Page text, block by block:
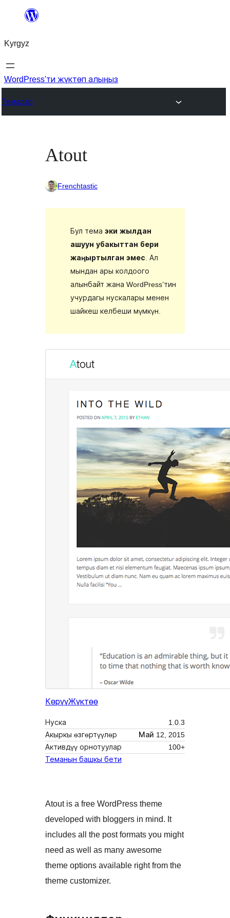
Мазмунга
Kyrgyz
WordPress'ти жүктөп алыңыз
Темалар
Atout
Frenchtastic
Бул тема эки жылдан
ашуун убакыттан бери
жаңыртылган эмес . Ал
мындан ары колдоого
алынбайт жана WordPress’тин
учурдагы нускалары менен
шайкеш келбеши мүмкүн.
КөрүүЖүктөө
Нуска
1.0.3
Акыркы өзгөртүүлөр
Май 12, 2015
Активдүү орнотуулар
100+
Теманын башкы бети
Atout is a free WordPress theme
developed with bloggers in mind. It
includes all the post formats you might
need as well as many awesome
theme options available right from the
theme customizer.